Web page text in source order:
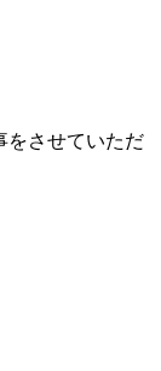
をさせていただ